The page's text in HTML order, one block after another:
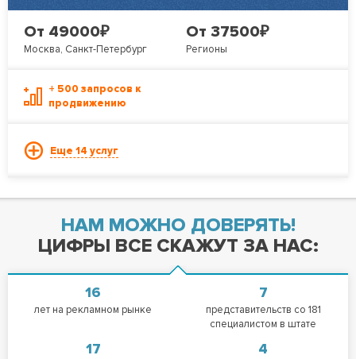
От 49000₽
Москва, Санкт-Петербург
От 37500₽
Регионы
+ 500 запросов к
продвижению
Еще 14 услуг
НАМ МОЖНО ДОВЕРЯТЬ!
ЦИФРЫ ВСЕ СКАЖУТ ЗА НАС:
16
лет на рекламном рынке
7
представительств со 181
специалистом в штате
17 4